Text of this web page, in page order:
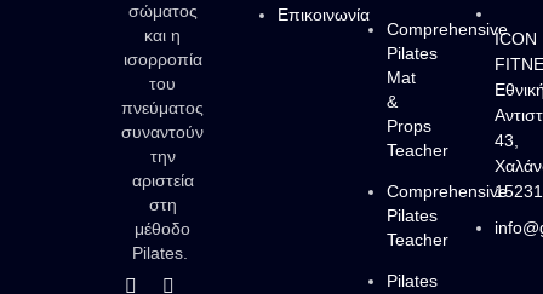
σώματος
και η
ισορροπία
του
πνεύματος
συναντούν
την
αριστεία
στη
μέθοδο
Pilates.
Επικοινωνία
Comprehensive
Pilates
Mat
&
Props
Teacher
Comprehensive
Pilates
Teacher
Pilates
ICON
43,
15231